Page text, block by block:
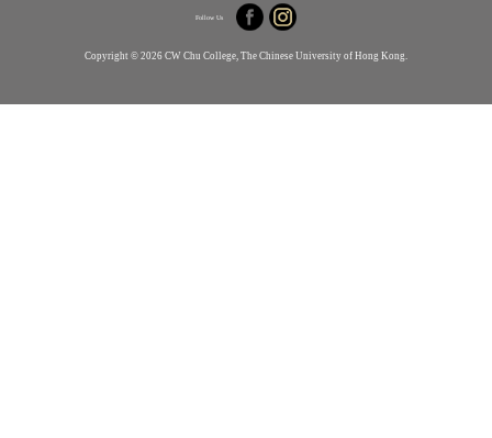
Follow Us
Copyright © 2026 CW Chu College, The Chinese University of Hong Kong.